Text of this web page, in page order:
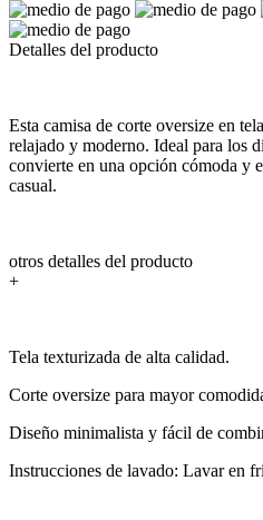
Detalles del producto
Esta camisa de corte oversize en
relajado y moderno. Ideal para los
convierte en una opción cómoda y
casual.
otros detalles del producto
+
Tela texturizada de alta calidad.
Corte oversize para mayor
Diseño minimalista y fácil de
Instrucciones de lavado: Lavar en